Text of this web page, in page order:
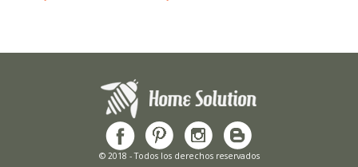
© 2018 - Todos los derechos reservados